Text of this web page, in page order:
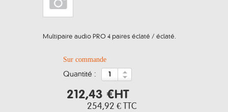
Multipaire audio PRO 4 paires éclaté / éclaté.
Sur commande
quantité :
212,43 €HT
254,92 € TTC